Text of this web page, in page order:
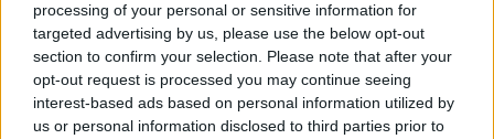
processing of your personal or sensitive information for
targeted advertising by us, please use the below opt-out
section to confirm your selection. Please note that after your
opt-out request is processed you may continue seeing
interest-based ads based on personal information utilized by
us or personal information disclosed to third parties prior to